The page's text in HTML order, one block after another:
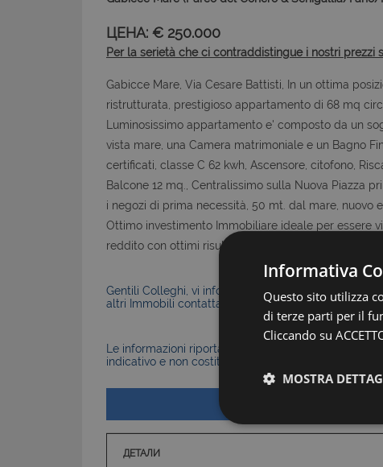
ЦЕНА: € 250.000
Per la serietà che ci contraddistingue i nostri prezzi
Gabicce Mare, Via Cesare Battisti, In un ottima
ristrutturata, prestigioso appartamento di 68 mq
Luminosissimo appartamento e' composto da un
vista mare, una Camera matrimoniale e un Bagno
certificati, classe C 62 kwh, Ascensore, citofono,
Balcone 12 mq., Centralissimo sulla Nuova Piazza
i negozi di prima necessità, 50 mt. dal mare, nuovo
Ottimo investimento Immobiliare ideale per essere
reddito con ottimi risultati finanziari.
Gentili Colleghi, vi informiamo che la Nostra
altri Immobili contattateci senza problemi.
Le informazioni riportate nell’annuncio, comprese
indicativo e non costituiscono elemento contrattuale
ДЕТАЛИ
Informativa
Questo sito utilizza
di terze parti per il
Cliccando su
MOSTRA